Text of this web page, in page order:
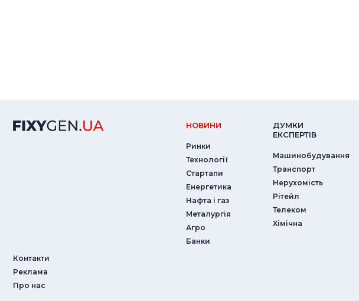
Контакти
Реклама
Про нас
НОВИНИ
Ринки
Технології
Стартапи
Енергетика
Нафта і газ
Металургія
Агро
Банки
ДУМКИ
ЕКСПЕРТIВ
Машинобудування
Транспорт
Нерухомість
Рітейл
Телеком
Хімічна